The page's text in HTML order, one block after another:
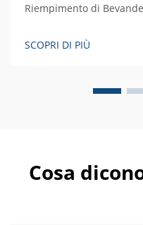
Riempimento di
basano sulla forza di
nei contenitori. Parliamo
SCOPRI DI PIÙ
Cosa